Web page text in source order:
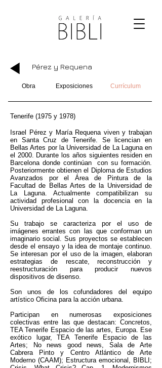
Pérez y Requena
Obra Exposiciones Currículum
Tenerife (1975 y 1978)
Israel Pérez y María Requena viven y trabajan
en Santa Cruz de Tenerife. Se licencian en
Bellas Artes por la Universidad de La Laguna en
el 2000. Durante los años siguientes residen en
Barcelona donde continúan con su formación.
Posteriormente obtienen el Diploma de Estudios
Avanzados por el Área de Pintura de la
Facultad de Bellas Artes de la Universidad de
La Laguna. Actualmente compatibilizan su
actividad profesional con la docencia en la
Universidad de La Laguna.
Su trabajo se caracteriza por el uso de
imágenes errantes con las que conforman un
imaginario social. Sus proyectos se establecen
desde el ensayo y la idea de montaje continuo.
Se interesan por el uso de la imagen, elaboran
estrategias de rescate, reconstrucción y
reestructuración para producir nuevos
dispositivos de disenso.
Son unos de los cofundadores del equipo
artístico Oficina para la acción urbana.
Participan en numerosas exposiciones
colectivas entre las que destacan: Concretos,
TEA Tenerife Espacio de las artes, Europa. Ese
exótico lugar, TEA Tenerife Espacio de las
Artes; No news good news, Sala de Arte
Cabrera Pinto y Centro Atlántico de Arte
Moderno (CAAM); Estructura emocional, BIBLI;